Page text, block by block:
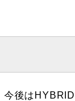
後は